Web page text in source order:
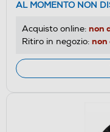
AL MOMENTO NON
Acquisto online: non
Ritiro in negozio: non